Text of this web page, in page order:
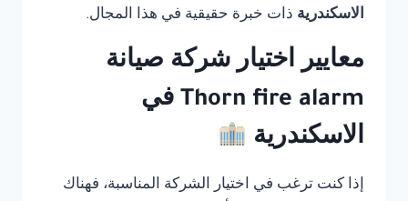
الاسكندرية ذات خبرة حقيقية في هذا المجال.
معايير اختيار شركة صيانة
Thorn fire alarm في
الاسكندرية
إذا كنت ترغب في اختيار الشركة المناسبة، فهناك